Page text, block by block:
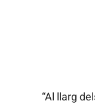
“Al llarg